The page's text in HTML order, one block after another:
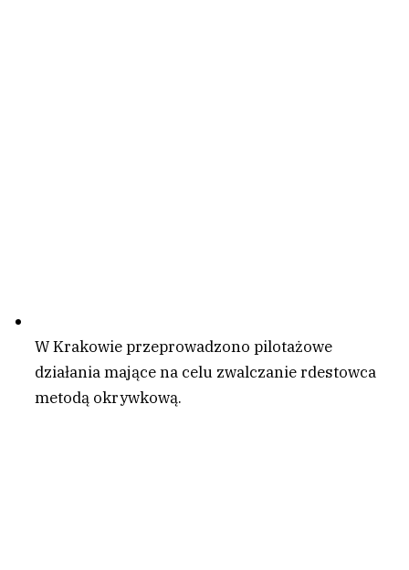
W Krakowie przeprowadzono pilotażowe
działania mające na celu zwalczanie rdestowca
metodą okrywkową.